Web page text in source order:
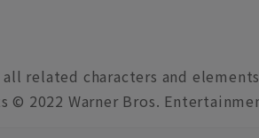
related characters and
2022 Warner Bros.